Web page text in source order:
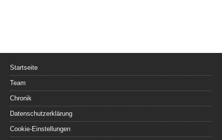
Startseite
Team
Chronik
Datenschutzerklärung
Cookie-Einstellungen